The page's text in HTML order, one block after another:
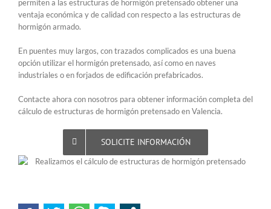
permiten a las estructuras de hormigón pretensado obtener una
ventaja económica y de calidad con respecto a las estructuras de
hormigón armado.
En puentes muy largos, con trazados complicados es una buena
opción utilizar el hormigón pretensado, así como en naves
industriales o en forjados de edificación prefabricados.
Contacte ahora con nosotros para obtener información completa del
cálculo de estructuras de hormigón pretensado en Valencia.
SOLICITE INFORMACIÓN